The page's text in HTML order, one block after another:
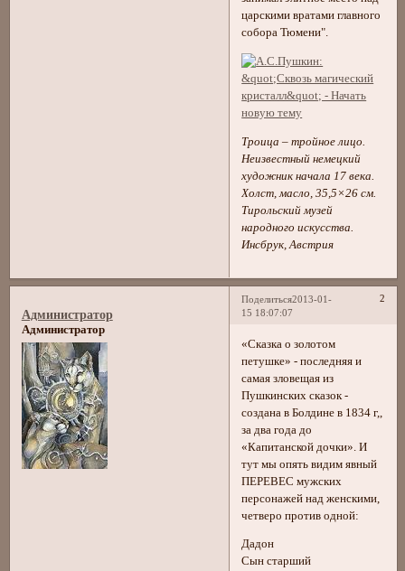
царскими вратами главного
собора Тюмени".
Троица – тройное лицо.
Неизвестный немецкий
художник начала 17 века.
Холст, масло, 35,5×26 см.
Тирольский музей
народного искусства.
Инсбрук, Австрия
Поделиться 2
2013-01-
15 18:07:07
Администратор
Администратор
«Сказка о золотом
петушке» - последняя и
самая зловещая из
Пушкинских сказок -
создана в Болдине в 1834 г,,
за два года до
«Капитанской дочки». И
тут мы опять видим явный
ПЕРЕВЕС мужских
персонажей над женскими,
четверо против одной:
Дадон
Сын старший